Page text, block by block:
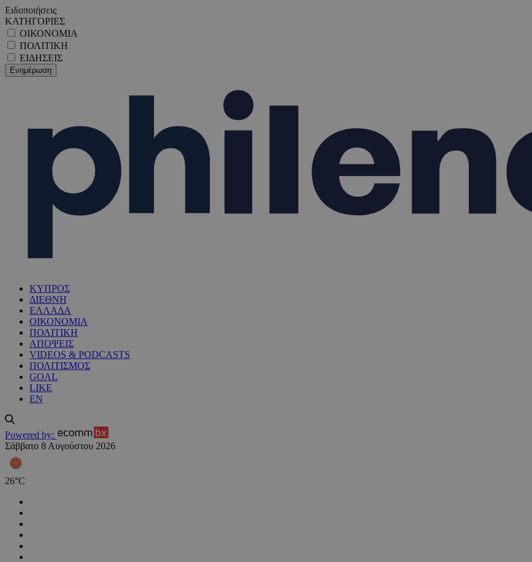
Ειδοποιήσεις
ΚΑΤΗΓΟΡΙΕΣ
ΟΙΚΟΝΟΜΙΑ
ΠΟΛΙΤΙΚΗ
ΕΙΔΗΣΕΙΣ
ΚΥΠΡΟΣ
ΔΙΕΘΝΗ
ΕΛΛΑΔΑ
ΟΙΚΟΝΟΜΙΑ
ΠΟΛΙΤΙΚΗ
ΑΠΟΨΕΙΣ
VIDEOS & PODCASTS
ΠΟΛΙΤΙΣΜΟΣ
GOAL
LIKE
EN
Powered by:
Σάββατο 8 Αυγούστου 2026
26°C